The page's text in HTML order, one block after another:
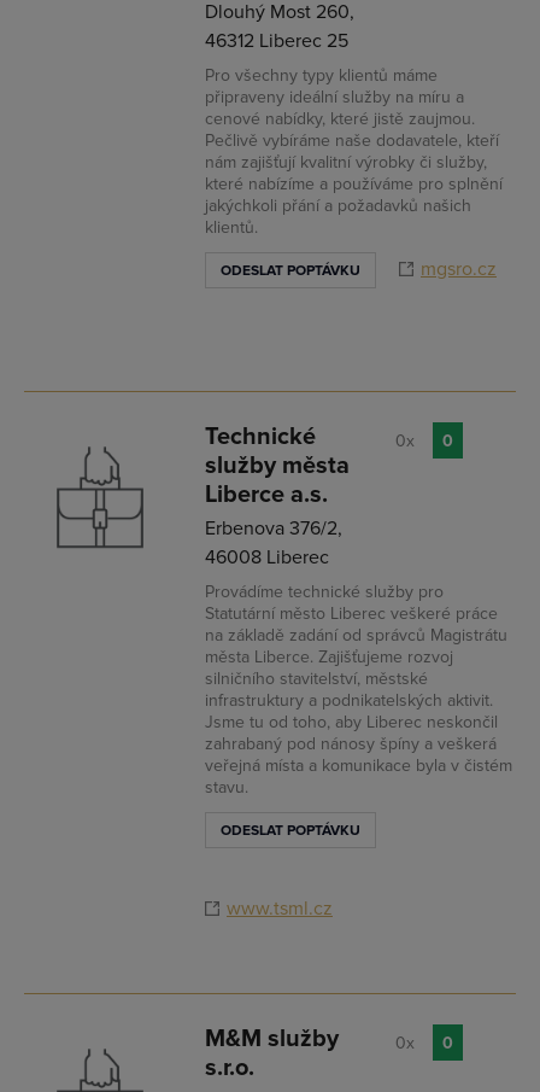
Dlouhý Most 260,
46312 Liberec 25
Pro všechny typy klientů máme
připraveny ideální služby na míru a
cenové nabídky, které jistě zaujmou.
Pečlivě vybíráme naše dodavatele, kteří
nám zajišťují kvalitní výrobky či služby,
které nabízíme a používáme pro splnění
jakýchkoli přání a požadavků našich
klientů.
ODESLAT POPTÁVKU mgsro.cz
Technické
služby města
Liberce a.s.
Erbenova 376/2,
46008 Liberec
Provádíme technické služby pro
Statutární město Liberec veškeré práce
na základě zadání od správců Magistrátu
města Liberce. Zajišťujeme rozvoj
silničního stavitelství, městské
infrastruktury a podnikatelských aktivit.
Jsme tu od toho, aby Liberec neskončil
zahrabaný pod nánosy špíny a veškerá
veřejná místa a komunikace byla v čistém
stavu.
ODESLAT POPTÁVKU
www.tsml.cz
0x 0
M&M služby
s.r.o.
0x 0